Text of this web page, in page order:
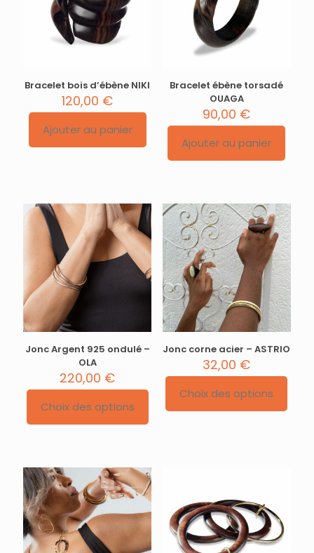
Bracelet bois d’ébène NIKI
120,00 €
Ajouter au panier
Bracelet ébène torsadé
OUAGA
90,00 €
Ajouter au panier
Jonc Argent 925 ondulé –
OLA
220,00 €
Choix des options
produit
variations.
Les
options
peuvent
être
choisies
sur
Jonc corne acier – ASTRIO
32,00 €
Choix des options
produit
être
choisies
sur